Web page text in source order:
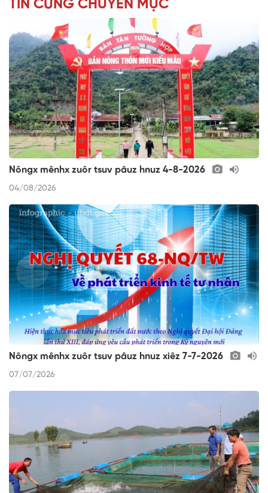
TIN CÙNG CHUYÊN MỤC
Nôngx mênhx zuôr tsuv pâuz hnuz 4-8-2026
04/08/2026
Nôngx mênhx zuôr tsuv pâuz hnuz xiêz 7-7-2026
07/07/2026